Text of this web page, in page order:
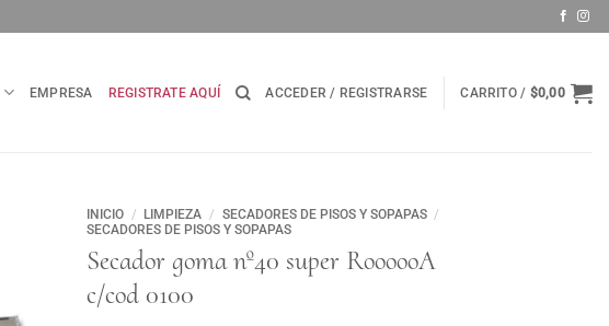
EMPRESA REGISTRATE AQUÍ ACCEDER / REGISTRARSE CARRITO / $0,00
INICIO / LIMPIEZA / SECADORES DE PISOS Y SOPAPAS /
SECADORES DE PISOS Y SOPAPAS
Secador goma nº40 super RoooooA
c/cod 0100